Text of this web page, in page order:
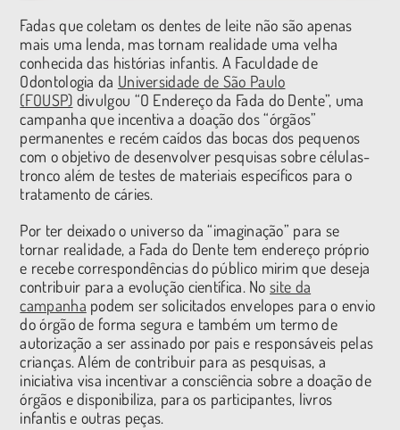
Fadas que coletam os dentes de leite não são apenas
mais uma lenda, mas tornam realidade uma velha
conhecida das histórias infantis. A Faculdade de
Odontologia da Universidade de São Paulo
(FOUSP) divulgou “O Endereço da Fada do Dente”, uma
campanha que incentiva a doação dos “órgãos”
permanentes e recém caídos das bocas dos pequenos
com o objetivo de desenvolver pesquisas sobre células-
tronco além de testes de materiais específicos para o
tratamento de cáries.
Por ter deixado o universo da “imaginação” para se
tornar realidade, a Fada do Dente tem endereço próprio
e recebe correspondências do público mirim que deseja
contribuir para a evolução científica. Nosite da
campanha podem ser solicitados envelopes para o envio
do órgão de forma segura e também um termo de
autorização a ser assinado por pais e responsáveis pelas
crianças. Além de contribuir para as pesquisas, a
iniciativa visa incentivar a consciência sobre a doação de
órgãos e disponibiliza, para os participantes, livros
infantis e outras peças.